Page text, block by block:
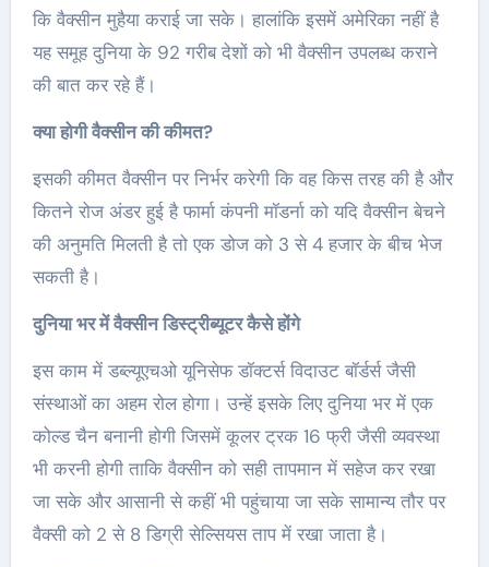
कि वैक्सीन मुहैया कराई जा सके। हालांकि इसमें अमेरिका नहीं है
यह समूह दुनिया के 92 गरीब देशों को भी वैक्सीन उपलब्ध कराने
की बात कर रहे हैं।
क्या होगी वैक्सीन की कीमत?
इसकी कीमत वैक्सीन पर निर्भर करेगी कि वह किस तरह की है और
कितने रोज अंडर हुई है फार्मा कंपनी मॉडर्ना को यदि वैक्सीन बेचने
की अनुमति मिलती है तो एक डोज को 3 से 4 हजार के बीच भेज
सकती है।
दुनिया भर में वैक्सीन डिस्ट्रीब्यूटर कैसे होंगे
इस काम में डब्ल्यूएचओ यूनिसेफ डॉक्टर्स विदाउट बॉर्डर्स जैसी
संस्थाओं का अहम रोल होगा। उन्हें इसके लिए दुनिया भर में एक
कोल्ड चैन बनानी होगी जिसमें कूलर ट्रक 16 फ्री जैसी व्यवस्था
भी करनी होगी ताकि वैक्सीन को सही तापमान में सहेज कर रखा
जा सके और आसानी से कहीं भी पहुंचाया जा सके सामान्य तौर पर
वैक्सी को 2 से 8 डिग्री सेल्सियस ताप में रखा जाता है।